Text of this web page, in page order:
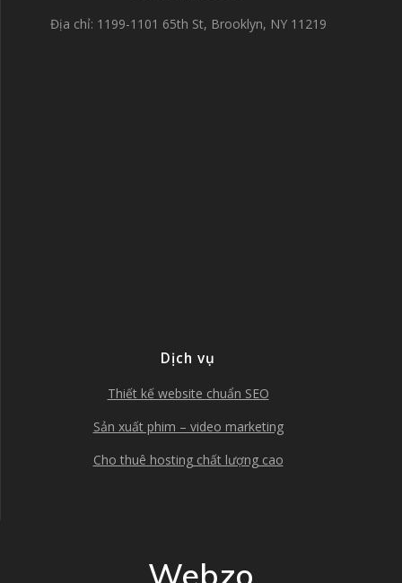
Địa chỉ: 1199-1101 65th St, Brooklyn, NY 11219
Dịch vụ
Thiết kế website chuẩn SEO
Sản xuất phim – video marketing
Cho thuê hosting chất lượng cao
Webzo